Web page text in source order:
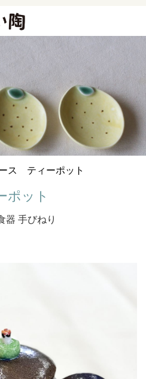
ス ティーポット
ット
器 手びねり